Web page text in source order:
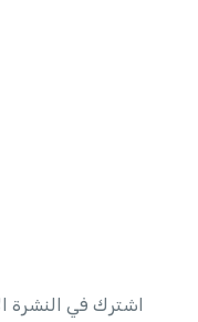
اشترك في النشرة